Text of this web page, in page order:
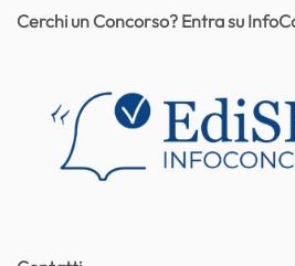
Cerchi un Concorso? Entra su